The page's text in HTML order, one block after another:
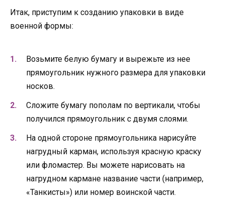
Итак, приступим к созданию упаковки в виде
военной формы:
Возьмите белую бумагу и вырежьте из нее
прямоугольник нужного размера для упаковки
носков.
Сложите бумагу пополам по вертикали, чтобы
получился прямоугольник с двумя слоями.
На одной стороне прямоугольника нарисуйте
нагрудный карман, используя красную краску
или фломастер. Вы можете нарисовать на
нагрудном кармане название части (например,
«Танкисты») или номер воинской части.